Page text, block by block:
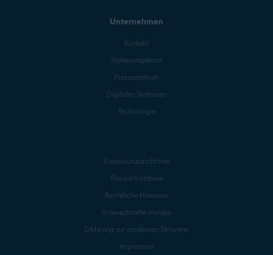
Unternehmen
Kontakt
Stellenangebote
Pressezentrum
Digitales Vertrauen
Technologie
Datenschutzrichtlinie
Produktrichtlinie
Rechtliche Hinweise
Schwachstelle melden
Erklärung zur modernen Sklaverei
Impressum